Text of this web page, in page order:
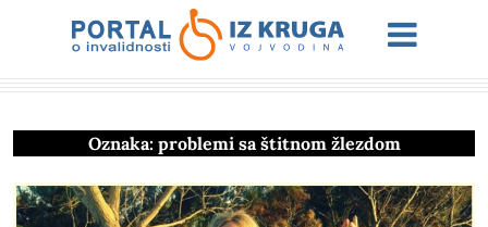
Oznaka: problemi sa štitnom žlezdom